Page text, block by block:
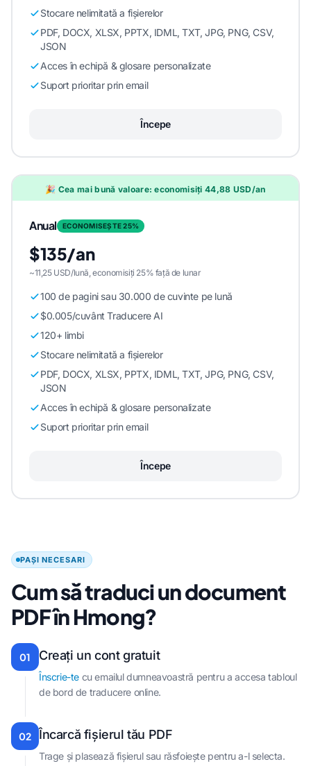
Stocare nelimitată a fișierelor
PDF, DOCX, XLSX, PPTX, IDML, TXT, JPG, PNG, CSV,
JSON
Acces în echipă & glosare personalizate
Suport prioritar prin email
Începe
🎉 Cea mai bună valoare: economisiți 44,88 USD/an
Anual ECONOMISEȘTE 25%
$135/an
~11,25 USD/lună, economisiți 25% față de lunar
100 de pagini sau 30.000 de cuvinte pe lună
$0.005/cuvânt Traducere AI
120+ limbi
Stocare nelimitată a fișierelor
PDF, DOCX, XLSX, PPTX, IDML, TXT, JPG, PNG, CSV,
JSON
Acces în echipă & glosare personalizate
Suport prioritar prin email
Începe
PAȘI NECESARI
Cum să traduci un document
PDF în Hmong?
01 Creați un cont gratuit
Înscrie-te cu emailul dumneavoastră pentru a accesa tabloul
de bord de traducere online.
02 Încarcă fișierul tău PDF
Trage și plasează fișierul sau răsfoiește pentru a-l selecta.